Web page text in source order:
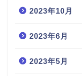
2023年10月
2023年6月
2023年5月